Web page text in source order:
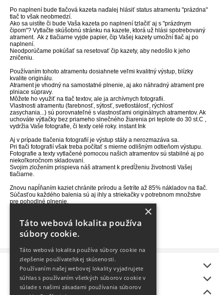
Po naplnení bude tlačová kazeta naďalej hlásiť status atramentu "prázdna"
tlač to však neobmedzí.
Ako sa uistíte či bude Vaša kazeta po naplnení tzlačiť aj s "prázdnym
čipom"? Vytlačte skúšobnú stránku na kazete, ktorá už hlási spotrebovaný
atrament. Ak z tlačiarne vyjde papier, čip Vašej kazety umožní tlač aj po
naplnení.
Neodporúčame pokúšať sa resetovať čip kazety, aby nedošlo k jeho
zničeniu.
Používaním tohoto atramentu dosiahnete veľmi kvalitný výstup, blízky
kvalite originálu.
Atrament je vhodný na samostatné plnenie, aj ako náhradný atrament pre
plniace súpravy.
Môžete ho využiť na tlač textov, ale ja archívnych fotografii.
Vlastnosti atramentu (farebnosť, sýtosť, svetlostálosť, rýchlosť
zasychania...) sú porovnateľné s vlastnosťami originálnych atramentov. Ak
uchováte výtlačky bez priameho slnečného žiarenia pri teplote do 30 st.C ,
vydržia Vaše fotografie, či texty celé roky. instant Ink
Aj v prípade tlačenia fotografií je výstup stály a nerozmazáva sa.
Pri tlači fotografií však treba počítať s mierne odlišným odtieňom výstupu.
Fotografie a texty vytlačené pomocou našich atramentov sú stabilné aj po
niekoľkoročnom skladovaní.
Svojim zložením prispieva náš atrament k predĺženiu životnosti Vašej
tlačiarne.
Znovu napĺňaním kaziet chránite prírodu a šetríte až 85% nákladov na tlač.
Súčasťou každého balenia sú aj ihly a striekačky v potrebnom množstve
pre pohodlné plnenie.
VYROBENÉ NA SLOVENSKU
Made in Slovakia
Informácie
onlineToner
Bonus
×
Táto webová lokalita používa
súbory cookie.
Táto webová lokalita používa súbory cookie na
zlepšenie používateľskej skúsenosti.
Používaním našej webovej lokality vyjadrujete
súhlas s používaním všetkých súborov cookie v
súlade s našimi zásadami používania súborov